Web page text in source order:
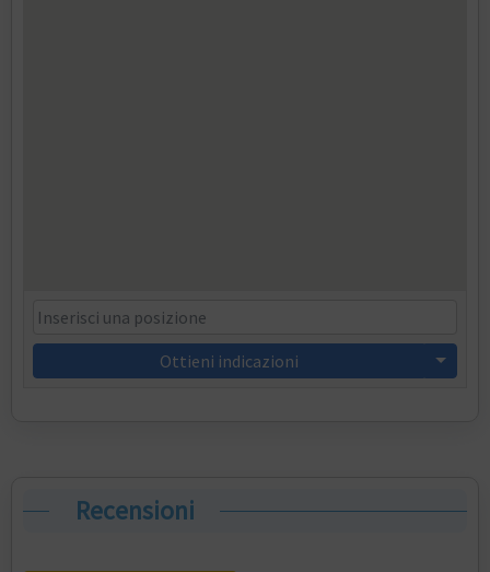
Ottieni indicazioni
Recensioni